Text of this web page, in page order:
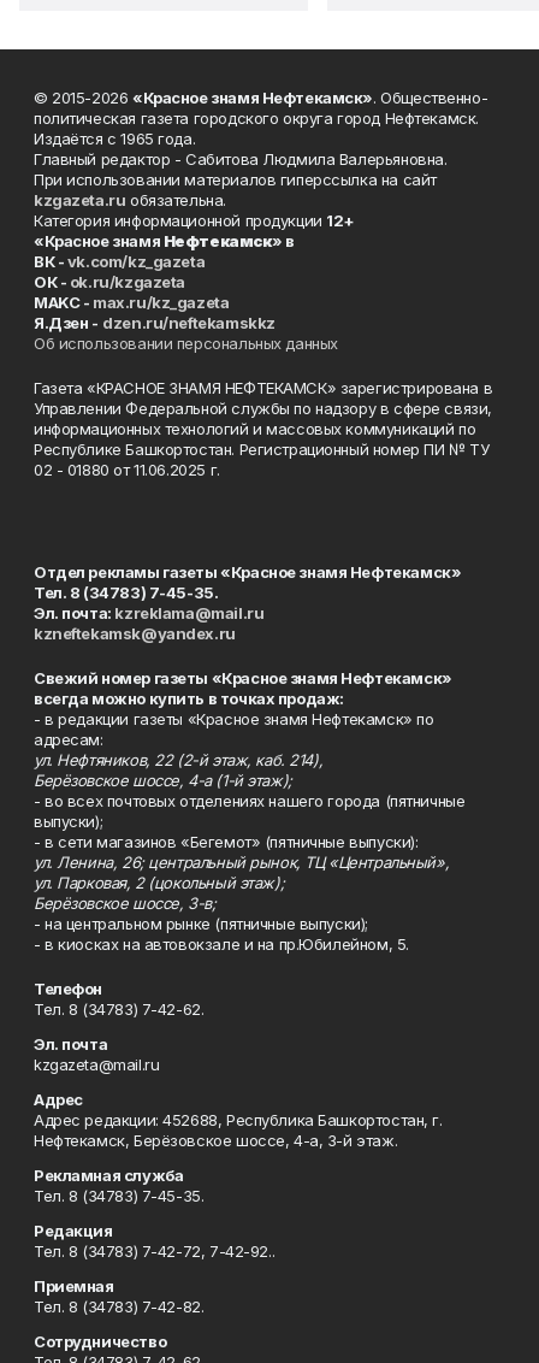
© 2015-2026 «Красное знамя Нефтекамск». Общественно-
политическая газета городского округа город Нефтекамск.
Издаётся с 1965 года.
Главный редактор - Сабитова Людмила Валерьяновна.
При использовании материалов гиперссылка на сайт
kzgazeta.ru обязательна.
Категория информационной продукции 12+
«Красное знамя Нефтекамск» в
ВК -vk.com/kz_gazeta
ОК - ok.ru/kzgazeta
MAKC - max.ru/kz_gazeta
Я.Дзен - dzen.ru/neftekamskkz
Об использовании персональных данных
Газета «КРАСНОЕ ЗНАМЯ НЕФТЕКАМСК» зарегистрирована в
Управлении Федеральной службы по надзору в сфере связи,
информационных технологий и массовых коммуникаций по
Республике Башкортостан. Регистрационный номер ПИ № ТУ
02 - 01880 от 11.06.2025 г.
Отдел рекламы газеты «Красное знамя Нефтекамск»
Тел. 8 (34783) 7-45-35.
Эл. почта: kzreklama@mail.ru
kzneftekamsk@yandex.ru
Свежий номер газеты «Красное знамя Нефтекамск»
всегда можно купить в точках продаж:
- в редакции газеты «Красное знамя Нефтекамск» по
адресам:
ул. Нефтяников, 22 (2-й этаж, каб. 214),
Берёзовское шоссе, 4-а (1-й этаж);
- во всех почтовых отделениях нашего города (пятничные
выпуски);
- в сети магазинов «Бегемот» (пятничные выпуски):
ул. Ленина, 26; центральный рынок, ТЦ «Центральный»,
ул. Парковая, 2 (цокольный этаж);
Берёзовское шоссе, 3-в;
- на центральном рынке (пятничные выпуски);
- в киосках на автовокзале и на пр.Юбилейном, 5.
Телефон
Тел. 8 (34783) 7-42-62.
Эл. почта
kzgazeta@mail.ru
Адрес
Адрес редакции: 452688, Республика Башкортостан, г.
Нефтекамск, Берёзовское шоссе, 4-а, 3-й этаж.
Рекламная служба
Тел. 8 (34783) 7-45-35.
Редакция
Тел. 8 (34783) 7-42-72, 7-42-92..
Приемная
Тел. 8 (34783) 7-42-82.
Сотрудничество